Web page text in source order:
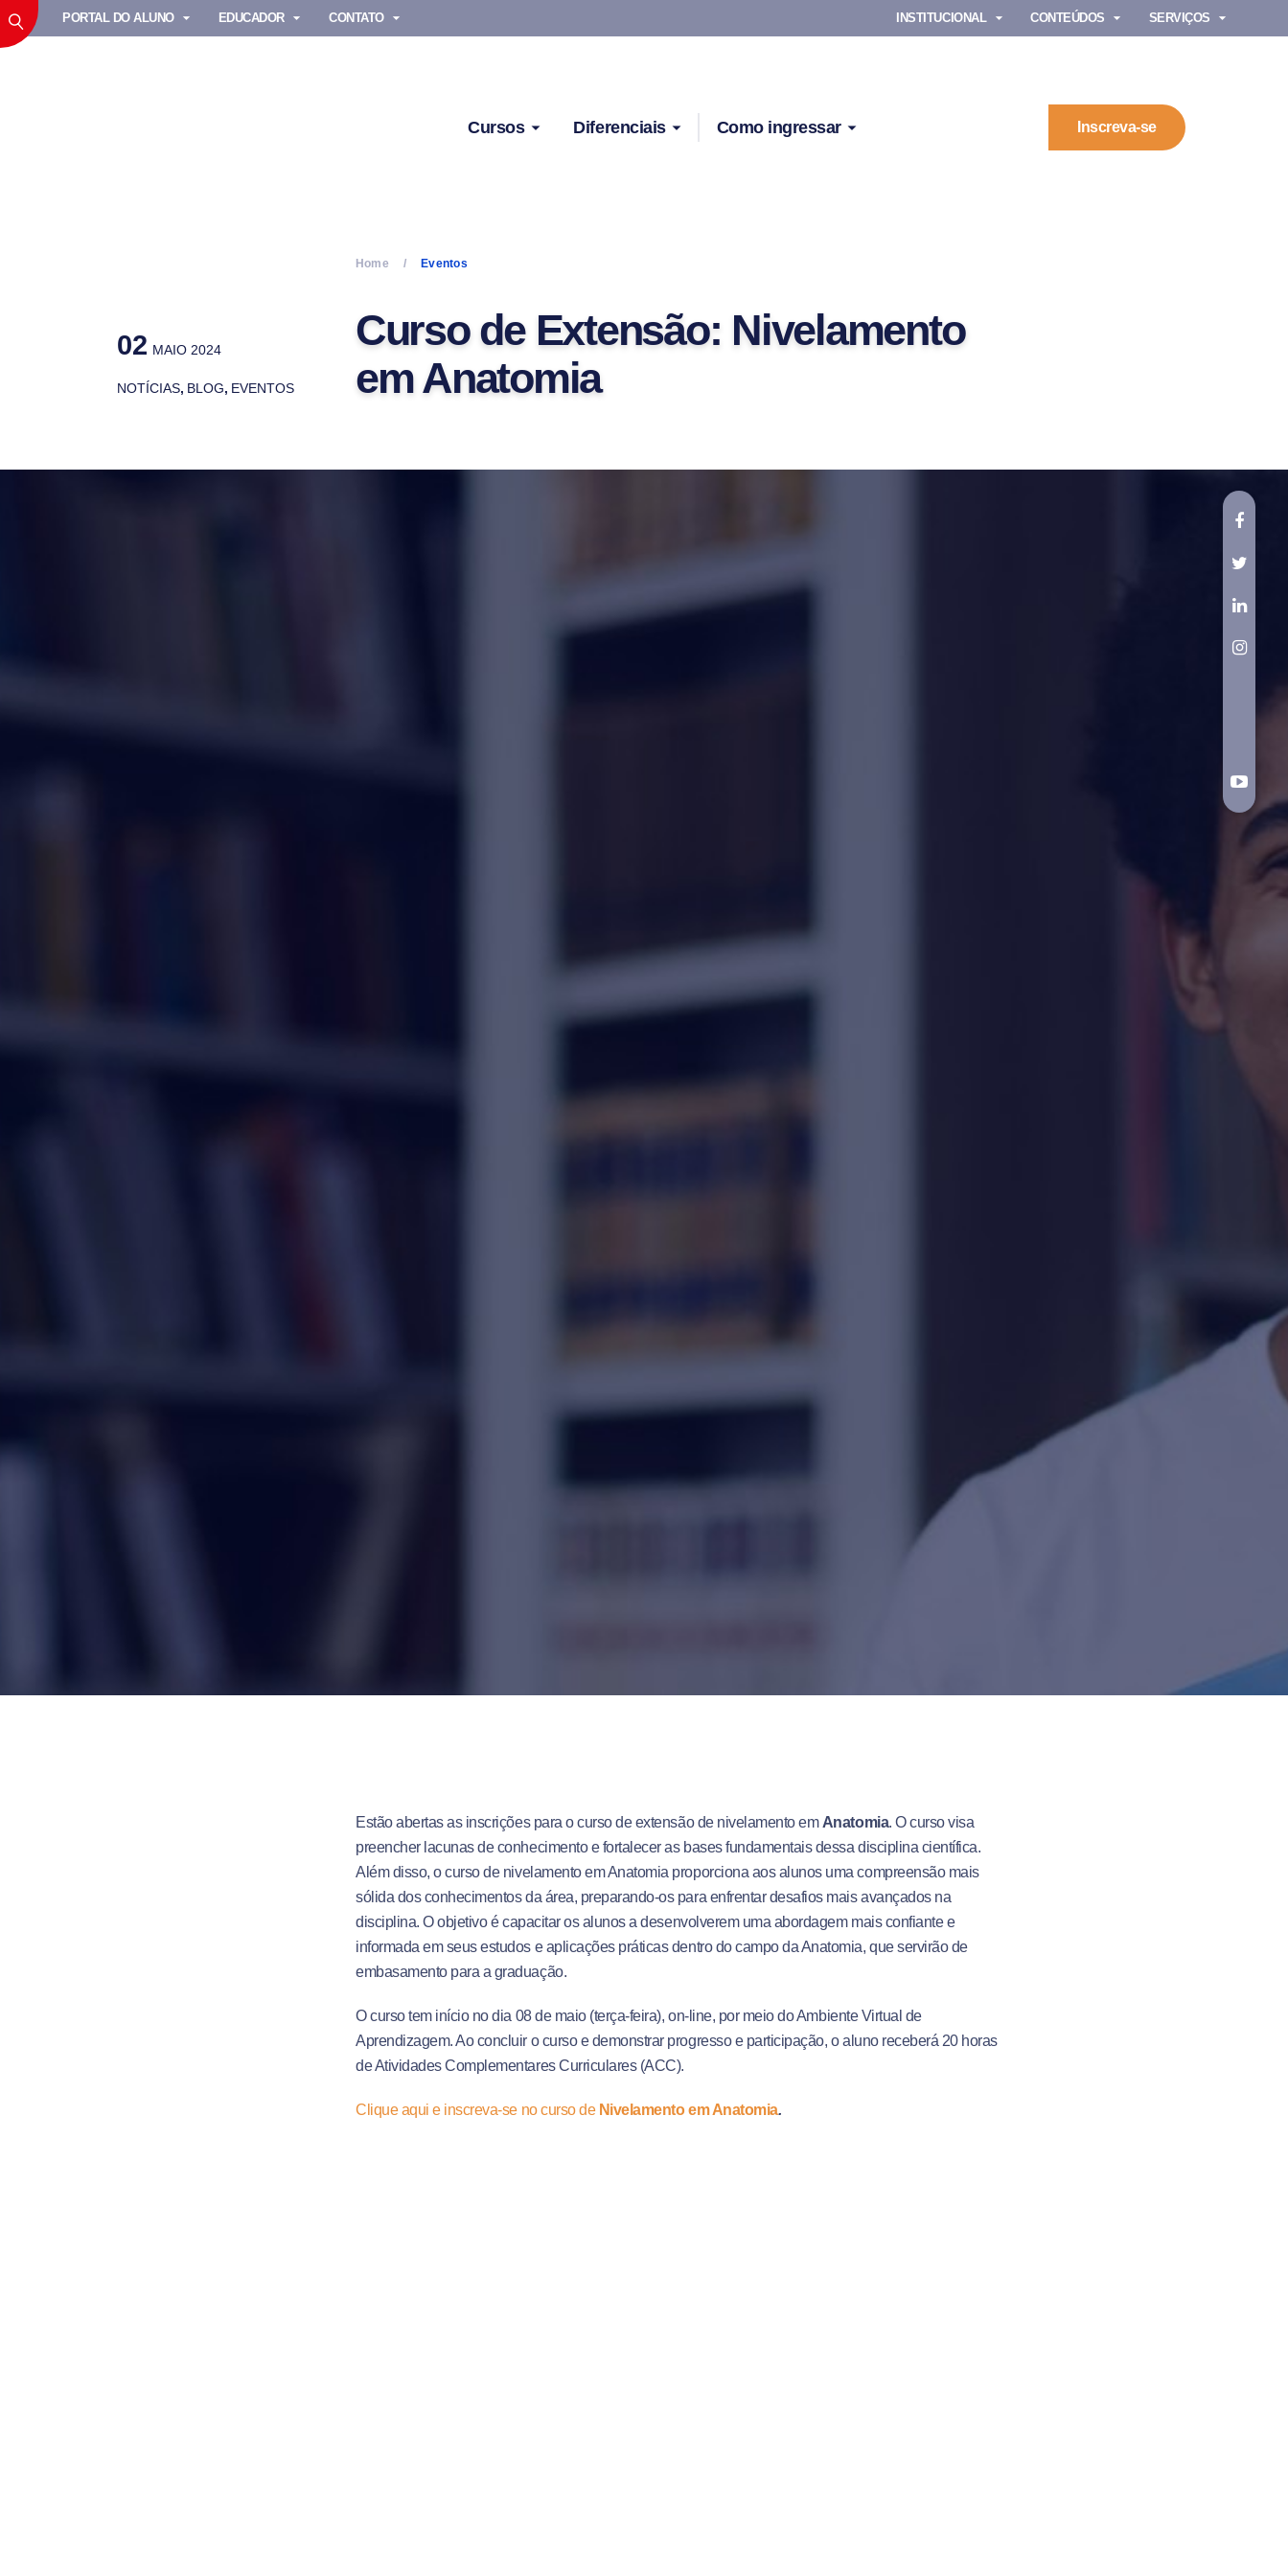
PORTAL DO ALUNO EDUCADOR CONTATO INSTITUCIONAL CONTEÚDOS SERVIÇOS
Cursos Diferenciais Como ingressar Inscreva-se
02 MAIO 2024
NOTÍCIAS, BLOG, EVENTOS
Home Eventos
Curso de Extensão: Nivelamento
em Anatomia
Estão abertas as inscrições para o curso de extensão de nivelamento em Anatomia. O curso visa
preencher lacunas de conhecimento e fortalecer as bases fundamentais dessa disciplina científica.
Além disso, o curso de nivelamento em Anatomia proporciona aos alunos uma compreensão mais
sólida dos conhecimentos da área, preparando-os para enfrentar desafios mais avançados na
disciplina. O objetivo é capacitar os alunos a desenvolverem uma abordagem mais confiante e
informada em seus estudos e aplicações práticas dentro do campo da Anatomia, que servirão de
embasamento para a graduação.
O curso tem início no dia 08 de maio (terça-feira), on-line, por meio do Ambiente Virtual de
Aprendizagem. Ao concluir o curso e demonstrar progresso e participação, o aluno receberá 20 horas
de Atividades Complementares Curriculares (ACC).
Clique aqui e inscreva-se no curso de Nivelamento em Anatomia.